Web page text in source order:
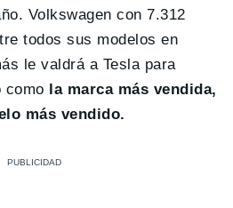
Volkswagen con 7.312
todos sus modelos en
le valdrá a Tesla para
como la marca más vendida,
más vendido.